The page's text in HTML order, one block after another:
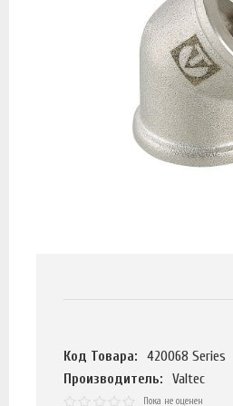
Код Товара:
420068 Series
Производитель:
Valtec
Пока не оценен